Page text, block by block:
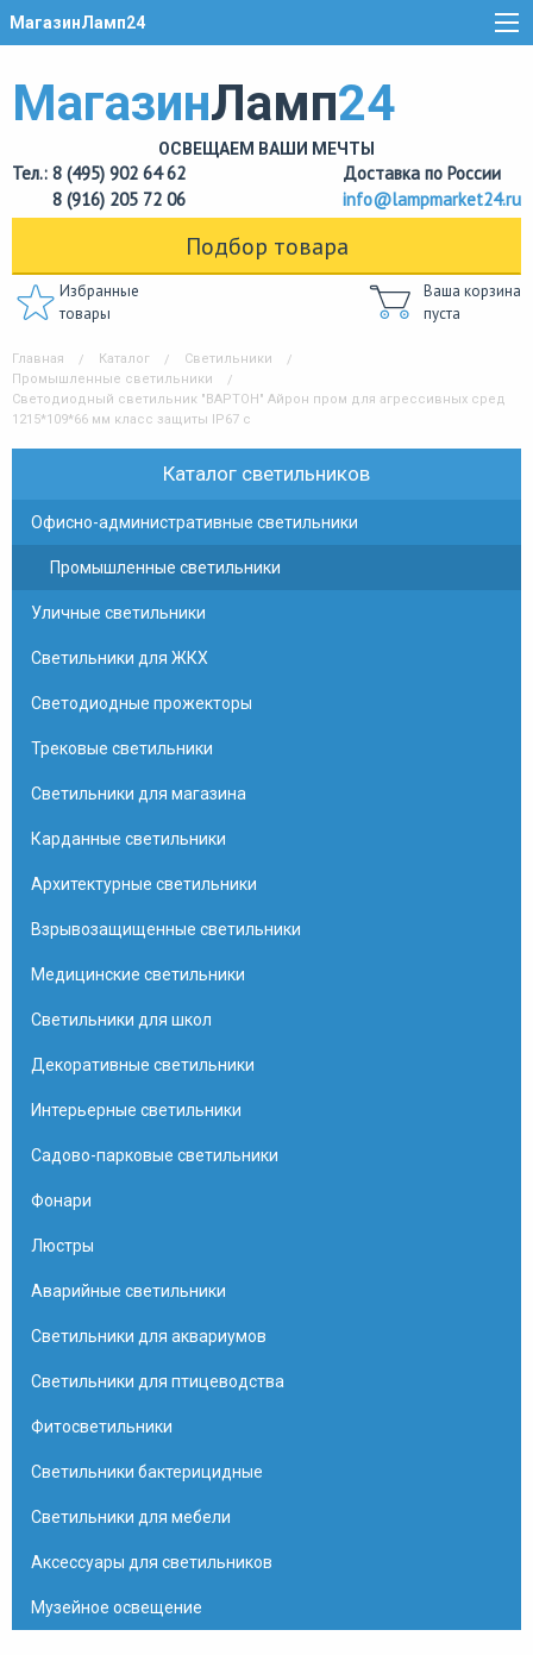
МагазинЛамп24
МагазинЛамп24
ОСВЕЩАЕМ ВАШИ МЕЧТЫ
Тел.: 8 (495) 902 64 62
8 (916) 205 72 06
Доставка по России
info@lampmarket24.ru
Подбор товара
Избранные
товары
Ваша корзина
пуста
Главная Каталог
Светильники
Промышленные светильники
Светодиодный светильник "ВАРТОН" Айрон пром для агрессивных сред
1215*109*66 мм класс защиты IP67 с
Каталог светильников
Офисно-административные светильники
Промышленные светильники
Уличные светильники
Светильники для ЖКХ
Светодиодные прожекторы
Трековые светильники
Светильники для магазина
Карданные светильники
Архитектурные светильники
Взрывозащищенные светильники
Медицинские светильники
Светильники для школ
Декоративные светильники
Интерьерные светильники
Садово-парковые светильники
Фонари
Люстры
Аварийные светильники
Светильники для аквариумов
Светильники для птицеводства
Фитосветильники
Светильники бактерицидные
Светильники для мебели
Аксессуары для светильников
Музейное освещение